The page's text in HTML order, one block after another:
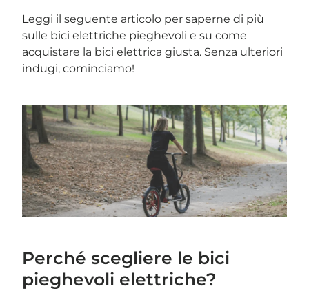
Leggi il seguente articolo per saperne di più
sulle bici elettriche pieghevoli e su come
acquistare la bici elettrica giusta. Senza ulteriori
indugi, cominciamo!
Perché scegliere le bici
pieghevoli elettriche?